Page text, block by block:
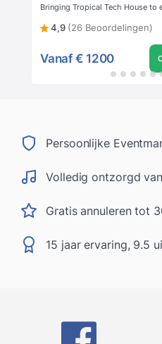
Bringing Tropical Tech House to
4,9 (26 Beoordelingen)
Vanaf € 1200
Persoonlijke
Volledig ontzorgd
Gratis annuleren tot
15 jaar ervaring, 9.5